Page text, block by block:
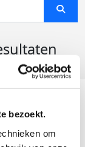
bezoekt.
om